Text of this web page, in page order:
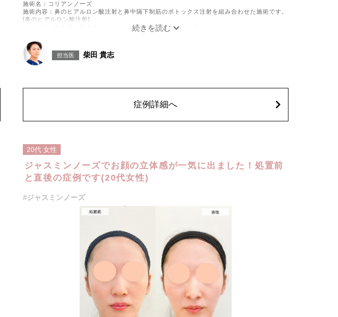
施術名：コリアンノーズ
施術内容：鼻のヒアルロン酸注射と鼻中隔下制筋のボトックス注射を組み合わせた施術です。
[鼻のヒアルロン酸注射]
ヒアルロン酸を鼻に注入することで、鼻の形を整える施術です。
ボツリヌス菌から抽出されるタンパク質を注入し鼻先を下に引っ張る鼻中隔下制筋の働きを抑
えることで、鼻先を上向きにする施術です。
施術時間：約15分程
リスク、副作用：腫れ、赤み、内出血、痛み、突っ張り感などが生じることがございます。ま
は3か月、女性は2か月避妊して頂くようお願いします。
担当医 柴田 貴志
症例詳細へ
20代 女性
ジャスミンノーズでお顔の立体感が一気に出ました！処置前
と直後の症例です(20代女性)
#ジャスミンノーズ